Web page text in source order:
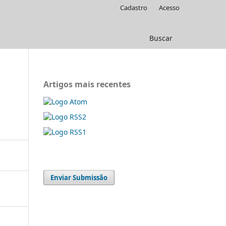
Buscar
Cadastro Acesso
Artigos mais recentes
Enviar Submissão